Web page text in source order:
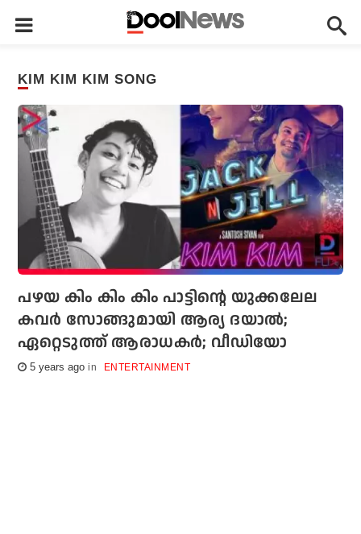
KIM KIM KIM SONG
പഴയ കിം കിം കിം പാട്ടിന്റെ യുക്കലേല
കവര്‍ സോങ്ങുമായി ആര്യ ദയാല്‍;
ഏറ്റെടുത്ത് ആരാധകര്‍; വീഡിയോ
5 years ago ENTERTAINMENT